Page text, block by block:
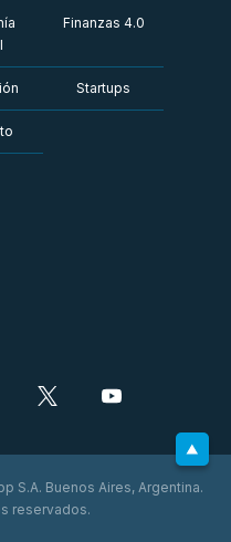
Finanzas 4.0
Startups
S.A. Buenos Aires, Argentina.
reservados.